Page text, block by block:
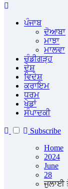
ਪੰਜਾਬ
ਦੋਆਬਾ
ਮਾਝਾ
ਮਾਲਵਾ
ਚੰਡੀਗੜ੍ਹ
ਦੇਸ਼
ਵਿਦੇਸ਼
ਕਰਾਇਮ
ਧਰਮ
ਖੇਡਾਂ
ਸੰਪਾਦਕੀ
Subscribe
Home
2024
June
28
ਜੁਲਾਈ